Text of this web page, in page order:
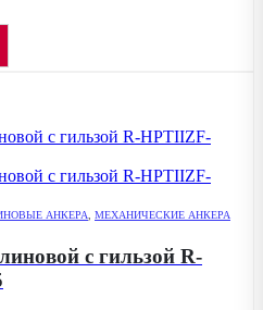
АНКЕРА МЕХАНИЧЕСКИЕ АНКЕРА
с гильзой R-